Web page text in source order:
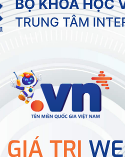
GIÁ TRỊ